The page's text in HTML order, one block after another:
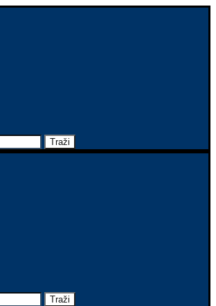
Traži
Traži